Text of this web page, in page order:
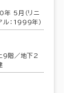
5月（リニ
ル：1999年）
9階／地下2